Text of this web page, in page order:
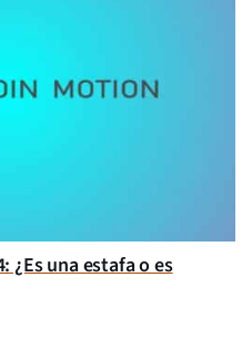
¿Es una estafa o es